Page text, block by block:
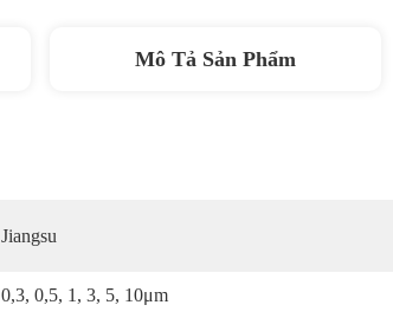
Mô Tả Sản Phẩm
Jiangsu
0,3, 0,5, 1, 3, 5, 10μm